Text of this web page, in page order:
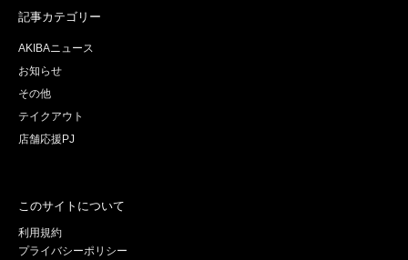
記事カテゴリー
AKIBAニュース
お知らせ
その他
テイクアウト
店舗応援PJ
このサイトについて
利用規約
プライバシーポリシー